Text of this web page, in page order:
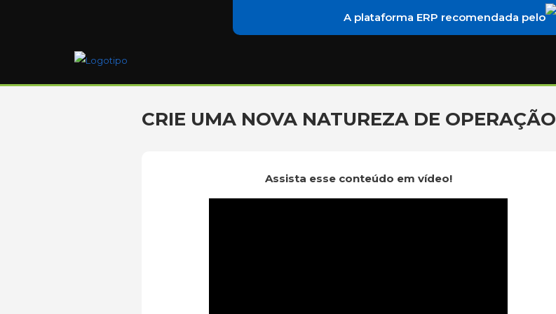
A plataforma ERP recomendada pelo
CRIE UMA NOVA NATUREZA DE OPERAÇÃO
Assista esse conteúdo em vídeo!